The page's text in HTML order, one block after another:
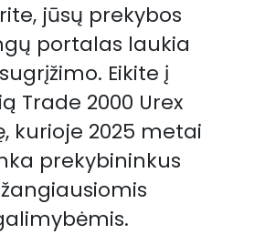
jūsų prekybos
portalas laukia
Eikite į
Trade 2000 Urex
kurioje 2025 metai
prekybininkus